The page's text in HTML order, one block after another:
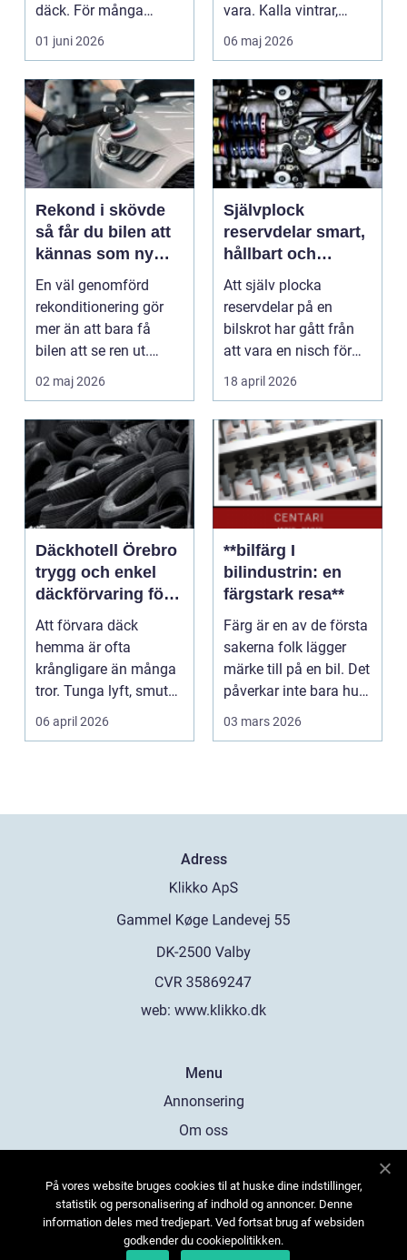
däck. För många
bilägare i Halls...
01 juni 2026
vara. Kalla vintrar,
saltade vägar och
långa a...
06 maj 2026
Rekond i skövde
så får du bilen att
kännas som ny
igen
En väl genomförd
rekonditionering gör
mer än att bara få
bilen att se ren ut.
Lacken skyddas,
interi...
02 maj 2026
Självplock
reservdelar smart,
hållbart och
plånboksvänligt
Att själv plocka
reservdelar på en
bilskrot har gått från
att vara en nisch för
inbitna bilentusiast...
18 april 2026
Däckhotell Örebro
trygg och enkel
däckförvaring för
säkrare körning
Att förvara däck
hemma är ofta
krångligare än många
tror. Tunga lyft, smuts i
förrådet och
osäkerhet...
06 april 2026
**bilfärg I
bilindustrin: en
färgstark resa**
Färg är en av de första
sakerna folk lägger
märke till på en bil. Det
påverkar inte bara hur
03 mars 2026
Adress
web: www.klikko.dk
Menu
Annonsering
Om oss
Kontakta oss
Sitemap
På vores website bruges cookies til at huske dine indstillinger,
statistik og personalisering af indhold og annoncer. Denne
information deles med tredjepart. Ved fortsat brug af websiden
godkender du cookiepolitikken.